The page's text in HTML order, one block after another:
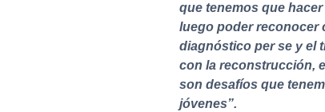
que tenemos que
luego poder reconocer
diagnóstico per se y el
con la reconstrucción,
son desafíos que
jóvenes”.